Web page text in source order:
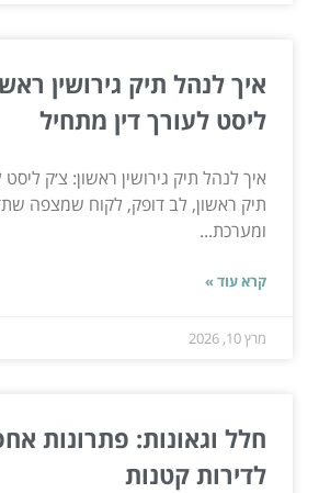
איך לנהל תיק גירושין
ליסט לעורך דין מתחיל
איך לנהל תיק גירושין ראשון: צ׳ק
תיק ראשון, לב דופק, לקוח שמצפה
ומערכת...
קרא עוד »
מרץ 10, 2026
חלל וגאונות: פתרונות
לדירות קטנות